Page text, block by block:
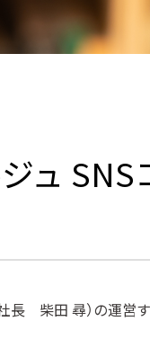
ュ SNS
長 柴田 尋）の運営